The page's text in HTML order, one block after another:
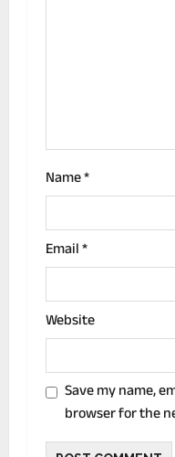
n
Name*
Email*
Website
Save my name,
browser for the